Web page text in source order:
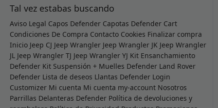
Tal vez estabas buscando
Aviso Legal Capos Defender Capotas Defender Cart
Condiciones De Compra Contacto Cookies Finalizar compra
Inicio Jeep CJ Jeep Wrangler Jeep Wrangler JK Jeep Wrangler
JL Jeep Wrangler TJ Jeep Wrangler YJ Kit Ensanchamiento
Defender Kit Suspensión + Muelles Defender Land Rover
Defender Lista de deseos Llantas Defender Login
Customizer Mi cuenta Mi cuenta my-account Nosotros
Parrillas Delanteras Defender Política de devoluciones y